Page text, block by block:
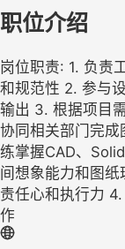
职位介绍
岗位职责: 1. 负责
和规范性 2. 参与
输出 3. 根据项目
协同相关部门完成
练掌握CAD、
间想象能力和图
责任心和执行力
作